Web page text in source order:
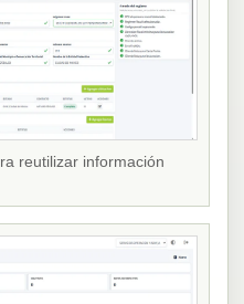
reutilizar información